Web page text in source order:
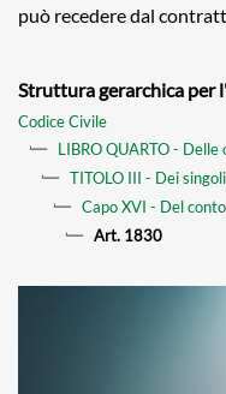
può recedere dal
Struttura gerarchica per
Codice Civile
LIBRO QUARTO - Delle
TITOLO III - Dei
Capo XVI - Del
Art. 1830